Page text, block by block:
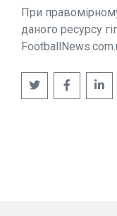
При
даного ресурсу